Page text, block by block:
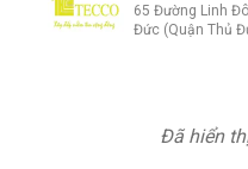
65 Đường Linh
Đức (Quận Thủ
Đã hiển